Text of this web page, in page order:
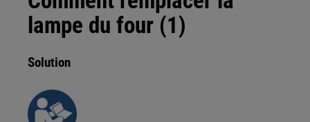
lampe du four (1)
Solution